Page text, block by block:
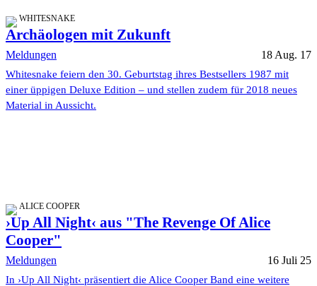
WHITESNAKE
Archäologen mit Zukunft
Meldungen 18 Aug. 17
Whitesnake feiern den 30. Geburtstag ihres Bestsellers 1987 mit
einer üppigen Deluxe Edition – und stellen zudem für 2018 neues
Material in Aussicht.
ALICE COOPER
›Up All Night‹ aus "The Revenge Of Alice
Cooper"
Meldungen 16 Juli 25
In ›Up All Night‹ präsentiert die Alice Cooper Band eine weitere